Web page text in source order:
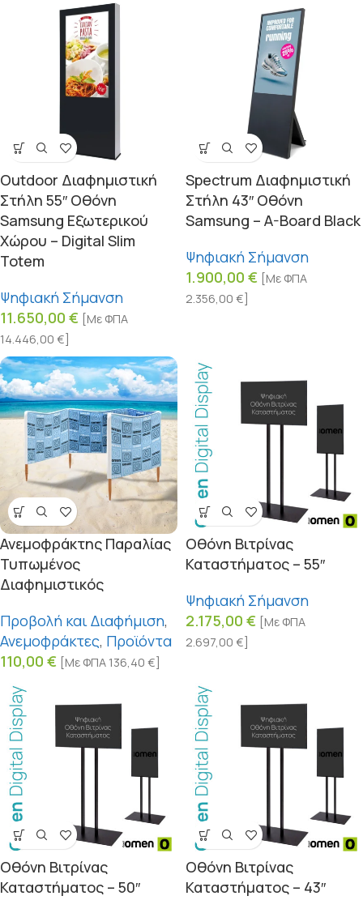
Outdoor Διαφημιστική
Στήλη 55″ Οθόνη
Samsung Εξωτερικού
Χώρου – Digital Slim
Totem
Ψηφιακή Σήμανση
11.650,00 €
[Με ΦΠΑ
14.446,00 €
Spectrum Διαφημιστική
Στήλη 43″ Οθόνη
Samsung – A-Board Black
Ψηφιακή Σήμανση
1.900,00 €
[Με ΦΠΑ
2.356,00 €
Ανεμοφράκτης Παραλίας
Τυπωμένος
Διαφημιστικός
Προβολή και Διαφήμιση,
Ανεμοφράκτες, Προϊόντα
110,00 € [Με ΦΠΑ 136,40 €
Οθόνη Βιτρίνας
Καταστήματος – 55″
Ψηφιακή Σήμανση
2.175,00 €
[Με ΦΠΑ
2.697,00 €
Οθόνη Βιτρίνας
Καταστήματος – 50″
Οθόνη Βιτρίνας
Καταστήματος – 43″